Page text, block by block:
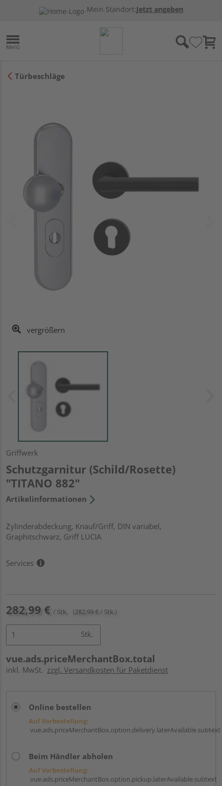
Mein Standort:Jetzt angeben
Türbeschläge
vergrößern
Griffwerk
Schutzgarnitur (Schild/Rosette)
"TITANO 882"
Artikelinformationen
Zylinderabdeckung, Knauf/Griff, DIN variabel,
Graphitschwarz, Griff LUCIA
Services
282,99 € / Stk. (282,99 € / Stk.)
Stk.
vue.ads.priceMerchantBox.total
inkl. MwSt. zzgl. Versandkosten für Paketdienst
Online bestellen
Auf Vorbestellung:
vue.ads.priceMerchantBox.option.delivery.laterAvailable.subtext
Beim Händler abholen
Auf Vorbestellung:
vue.ads.priceMerchantBox.option.pickup.laterAvailable.subtext